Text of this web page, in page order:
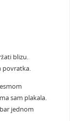
blizu.
povratka.
sam plakala.
jednom